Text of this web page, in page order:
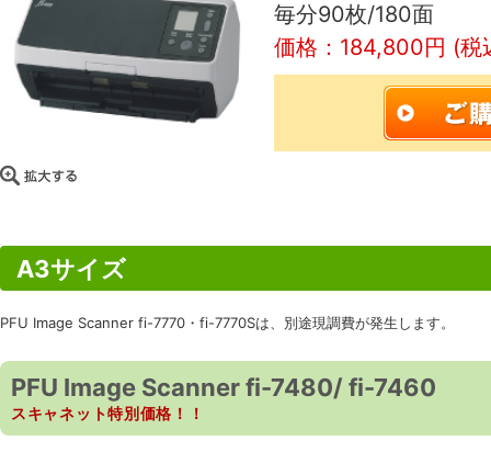
毎分90枚/180面
価格：184,800円 (税
A3サイズ
PFU Image Scanner fi-7770・fi-7770Sは、別途現調費が発生します。
PFU Image Scanner fi-7480/ fi-7460
スキャネット特別価格！！